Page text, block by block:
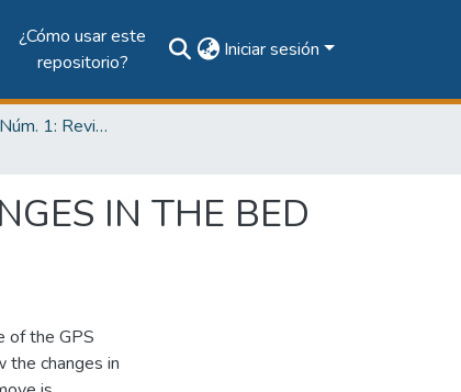
¿Cómo usar este
repositorio?
Iniciar sesión
2015, Vol. 1, Núm. 1: Revista de Iniciación Científica
IN THE BED
of the GPS
the changes in